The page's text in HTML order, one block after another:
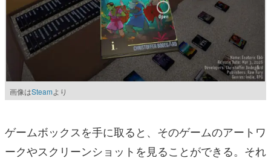
画像はSteamより
ゲームボックスを手に取ると、そのゲームのアートワ
ークやスクリーンショットを見ることができる。それ